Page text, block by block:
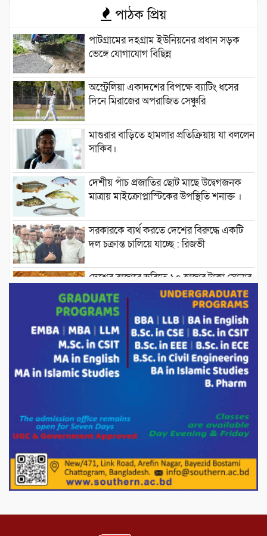
পাঠক প্রিয়
পাটগ্রামের দহগ্রাম ইউনিয়নের প্রধান সড়ক
ভেঙ্গে যোগাযোগ বিছিন্ন
অস্ট্রেলিয়া একাদশের বিপক্ষে ব্যাটিং ধসের
দিনে মিরাজের অপরাজিত সেঞ্চুরি
মাগুরার বাড়িতে হামলার প্রতিক্রিয়ায় যা বললেন
সাকিব।
দেশীয় পাঁচ প্রজাতির ছোট মাছে উদ্বেগজনক
মাত্রায় মাইক্রোপ্লাস্টিকের উপস্থিতি শনাক্ত ।
সরকারকে ব্যর্থ করতে দেশের বিরুদ্ধে একটি
দল চক্রান্ত চালিয়ে যাচ্ছে : রিজভী
দেশের বাজারে ভরিতে ১০ হাজার টাকা সোনার
দাম বাড়ানোর ঘোষণা।
ভারপ্রাপ্ত রাষ্ট্রপতি হাফিজ উদ্দিন আহমদের
সাথে এইচটি বাংলা অনলাইন পোর্টাল ও আইপি
টিভির সম্পাদক মোঃ ইসমাইল হোসেনের
সৌজন্য সাক্ষাৎ।
পাটগ্রামে জুলাই অভ্যুত্থান দিবস উপলক্ষে
পোরশায় গণঅভ্যুত্থান দিবসে শহিদ ও জুলাই
১১ দলীয় ঐক্য পোরশা উপজেলা শাখার